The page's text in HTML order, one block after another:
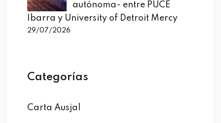
autónoma- entre PUCE
Ibarra y University of Detroit Mercy
29/07/2026
Categorías
Carta Ausjal